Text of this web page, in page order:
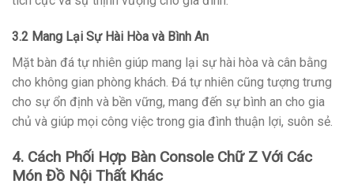
3.2 Mang Lại Sự Hài Hòa và Bình An
Mặt bàn đá tự nhiên giúp mang lại sự hài hòa và cân bằng
cho không gian phòng khách. Đá tự nhiên cũng tượng trưng
cho sự ổn định và bền vững, mang đến sự bình an cho gia
chủ và giúp mọi công việc trong gia đình thuận lợi, suôn sẻ.
4. Cách Phối Hợp Bàn Console Chữ Z Với Các
Món Đồ Nội Thất Khác